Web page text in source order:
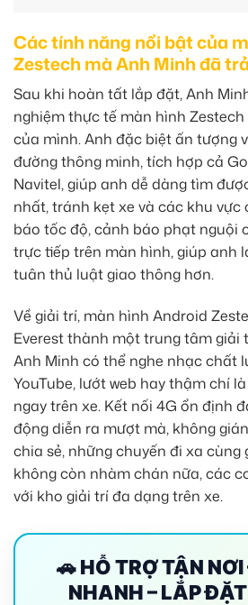
Các tính năng nổi bật của
Zestech mà Anh Minh đã
Sau khi hoàn tất lắp đặt, Anh
nghiệm thực tế màn hình
của mình. Anh đặc biệt ấn tượng
đường thông minh, tích hợp cả
Navitel, giúp anh dễ dàng tìm
nhất, tránh kẹt xe và các khu vực
báo tốc độ, cảnh báo phạt nguội
trực tiếp trên màn hình, giúp anh
tuân thủ luật giao thông hơn.
Về giải trí, màn hình Android
Everest thành một trung tâm giải
Anh Minh có thể nghe nhạc chất
YouTube, lướt web hay thậm chí
ngay trên xe. Kết nối 4G ổn định
động diễn ra mượt mà, không
chia sẻ, những chuyến đi xa cùng
không còn nhàm chán nữa, các
với kho giải trí đa dạng trên xe.
🚗 HỖ TRỢ TẬN
NHANH – LẮP